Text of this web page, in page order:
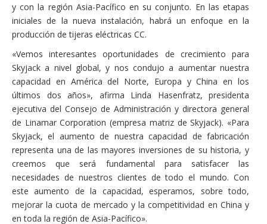
y con la región Asia-Pacífico en su conjunto. En las etapas
iniciales de la nueva instalación, habrá un enfoque en la
producción de tijeras eléctricas CC.
«Vemos interesantes oportunidades de crecimiento para
Skyjack a nivel global, y nos condujo a aumentar nuestra
capacidad en América del Norte, Europa y China en los
últimos dos años», afirma Linda Hasenfratz, presidenta
ejecutiva del Consejo de Administración y directora general
de Linamar Corporation (empresa matriz de Skyjack). «Para
Skyjack, el aumento de nuestra capacidad de fabricación
representa una de las mayores inversiones de su historia, y
creemos que será fundamental para satisfacer las
necesidades de nuestros clientes de todo el mundo. Con
este aumento de la capacidad, esperamos, sobre todo,
mejorar la cuota de mercado y la competitividad en China y
en toda la región de Asia-Pacífico».